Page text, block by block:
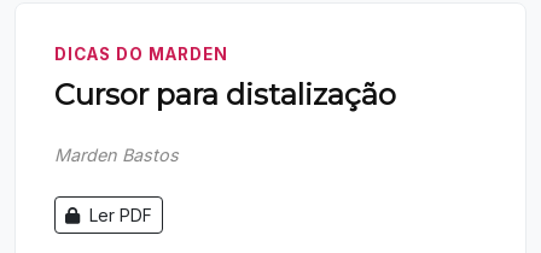
DICAS DO MARDEN
Cursor para distalização
Marden Bastos
Ler PDF